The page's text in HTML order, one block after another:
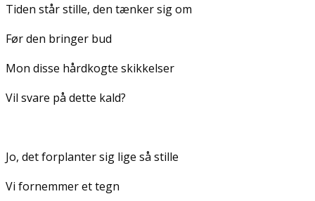
Tiden står stille, den tænker sig om
Før den bringer bud
Mon disse hårdkogte skikkelser
Vil svare på dette kald?
Jo, det forplanter sig lige så stille
Vi fornemmer et tegn